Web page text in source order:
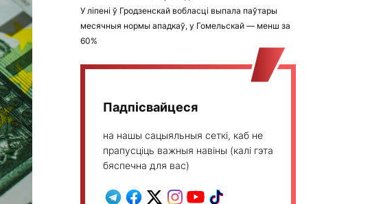
У ліпені ў Гродзенскай вобласці выпала паўтары
месячныя нормы ападкаў, у Гомельскай — менш за
60%
Падпісвайцеся
на нашы сацыяльныя сеткі, каб не
прапусціць важныя навіны (калі гэта
бяспечна для вас)